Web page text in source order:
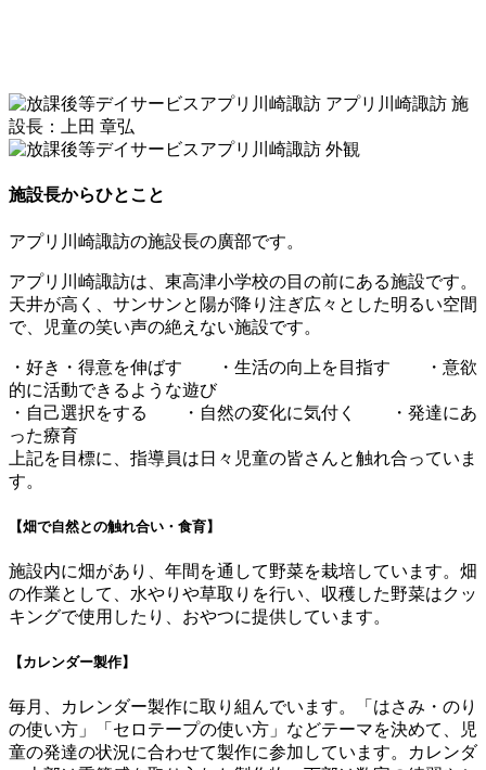
アプリ川崎諏訪 施
設長：上田 章弘
外観
施設長からひとこと
アプリ川崎諏訪の施設長の廣部です。
アプリ川崎諏訪は、東高津小学校の目の前にある施設です。
天井が高く、サンサンと陽が降り注ぎ広々とした明るい空間
で、児童の笑い声の絶えない施設です。
・好き・得意を伸ばす ・生活の向上を目指す ・意欲
的に活動できるような遊び
・自己選択をする ・自然の変化に気付く ・発達にあ
った療育
上記を目標に、指導員は日々児童の皆さんと触れ合っていま
す。
【畑で自然との触れ合い・食育】
施設内に畑があり、年間を通して野菜を栽培しています。畑
の作業として、水やりや草取りを行い、収穫した野菜はクッ
キングで使用したり、おやつに提供しています。
【カレンダー製作】
毎月、カレンダー製作に取り組んでいます。「はさみ・のり
の使い方」「セロテープの使い方」などテーマを決めて、児
童の発達の状況に合わせて製作に参加しています。カレンダ